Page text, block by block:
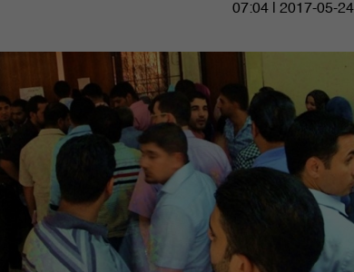
07:04 | 2017-05-24